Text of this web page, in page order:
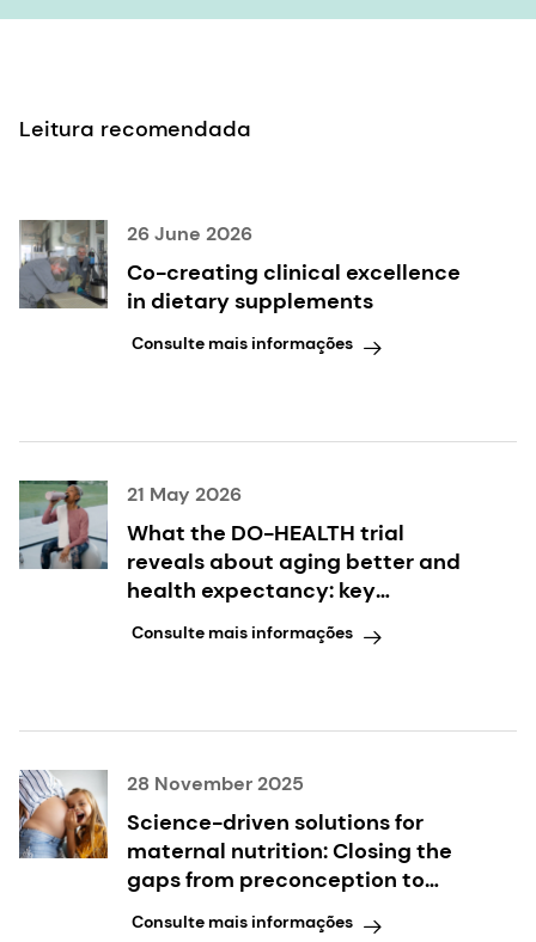
Leitura recomendada
26 June 2026
Co-creating clinical excellence
in dietary supplements
Consulte mais informações
21 May 2026
What the DO-HEALTH trial
reveals about aging better and
health expectancy: key
takeaways inside
Consulte mais informações
28 November 2025
Science-driven solutions for
maternal nutrition: Closing the
gaps from preconception to
postpartum
Consulte mais informações